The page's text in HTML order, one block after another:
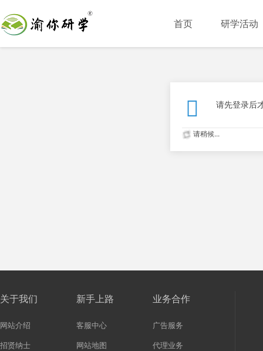
首页 研学活动
请先登录后
请稍候...
关于我们
网站介绍
招贤纳士
新手上路
客服中心
网站地图
业务合作
广告服务
代理业务